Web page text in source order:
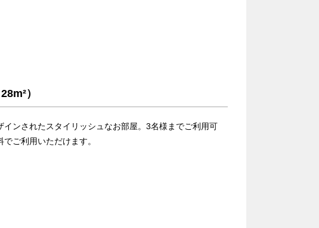
）
ンされたスタイリッシュなお部屋。3名様までご利用可
ご利用いただけます。